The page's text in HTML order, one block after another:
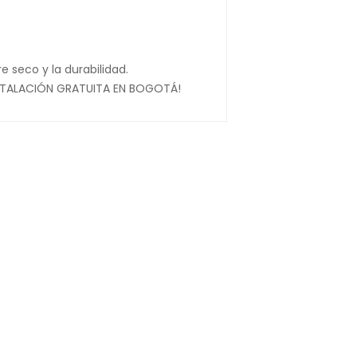
seco y la durabilidad.
GRATUITA EN BOGOTÁ!